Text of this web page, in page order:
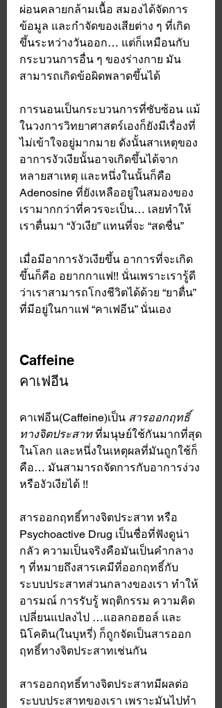
ผ่อนคลายกล้ามเนื้อ สมองได้จัดการ
ข้อมูล และกำจัดของเสียต่าง ๆ ที่เกิด
ขึ้นระหว่างวันออก… แต่ก็เหมือนกับ
กระบวนการอื่น ๆ ของร่างกาย มัน
สามารถเกิดข้อผิดพลาดขึ้นได้
การนอนเป็นกระบวนการที่ซับซ้อน แม้
ในวงการวิทยาศาสตร์เองก็ยังมีเรื่องที่
ไม่เข้าใจอยู่มากมาย ดังนั้นสาเหตุของ
อาการงัวเงียนั้นอาจเกิดขึ้นได้จาก
หลายสาเหตุ และหนึ่งในนั้นก็คือ
Adenosine ที่ยังเหลืออยู่ในสมองของ
เรามากกว่าที่ควรจะเป็น… เลยทำให้
เราตื่นมา “งัวเงีย” แทนที่จะ “สดชื่น”
เมื่อมีอาการงัวเงียขึ้น อาการที่จะเกิด
ขึ้นก็คือ อยากกาแฟ!! นั่นเพราะเรารู้ดี
ว่าเราสามารถโกงชีวิตได้ด้วย “ยาตื่น”
ที่มีอยู่ในกาแฟ “คาเฟอีน” นั่นเอง
Caffeine
คาเฟอีน
คาเฟอีน(Caffeine)เป็น สารออกฤทธิ์
ทางจิตประสาท ที่มนุษย์ใช้กันมากที่สุด
ในโลก และหนึ่งในเหตุผลที่มันถูกใช้ก็
คือ… มันสามารถจัดการกับอาการง่วง
หรืองัวเงียได้ !!
สารออกฤทธิ์ทางจิตประสาท หรือ
Psychoactive Drug เป็นชื่อที่ฟังดูน่า
กลัว ความเป็นจริงคือมันเป็นคำกลาง
ๆ ที่หมายถึงสารเคมีที่ออกฤทธิ์กับ
ระบบประสาทส่วนกลางของเรา ทำให้
อารมณ์ การรับรู้ พฤติกรรม ความคิด
เปลี่ยนแปลงไป …แอลกอฮอล์ และ
นิโคติน(ในบุหรี่) ก็ถูกจัดเป็นสารออก
ฤทธิ์ทางจิตประสาทเช่นกัน
สารออกฤทธิ์ทางจิตประสาทมีผลต่อ
ระบบประสาทของเรา เพราะมันไปทำ